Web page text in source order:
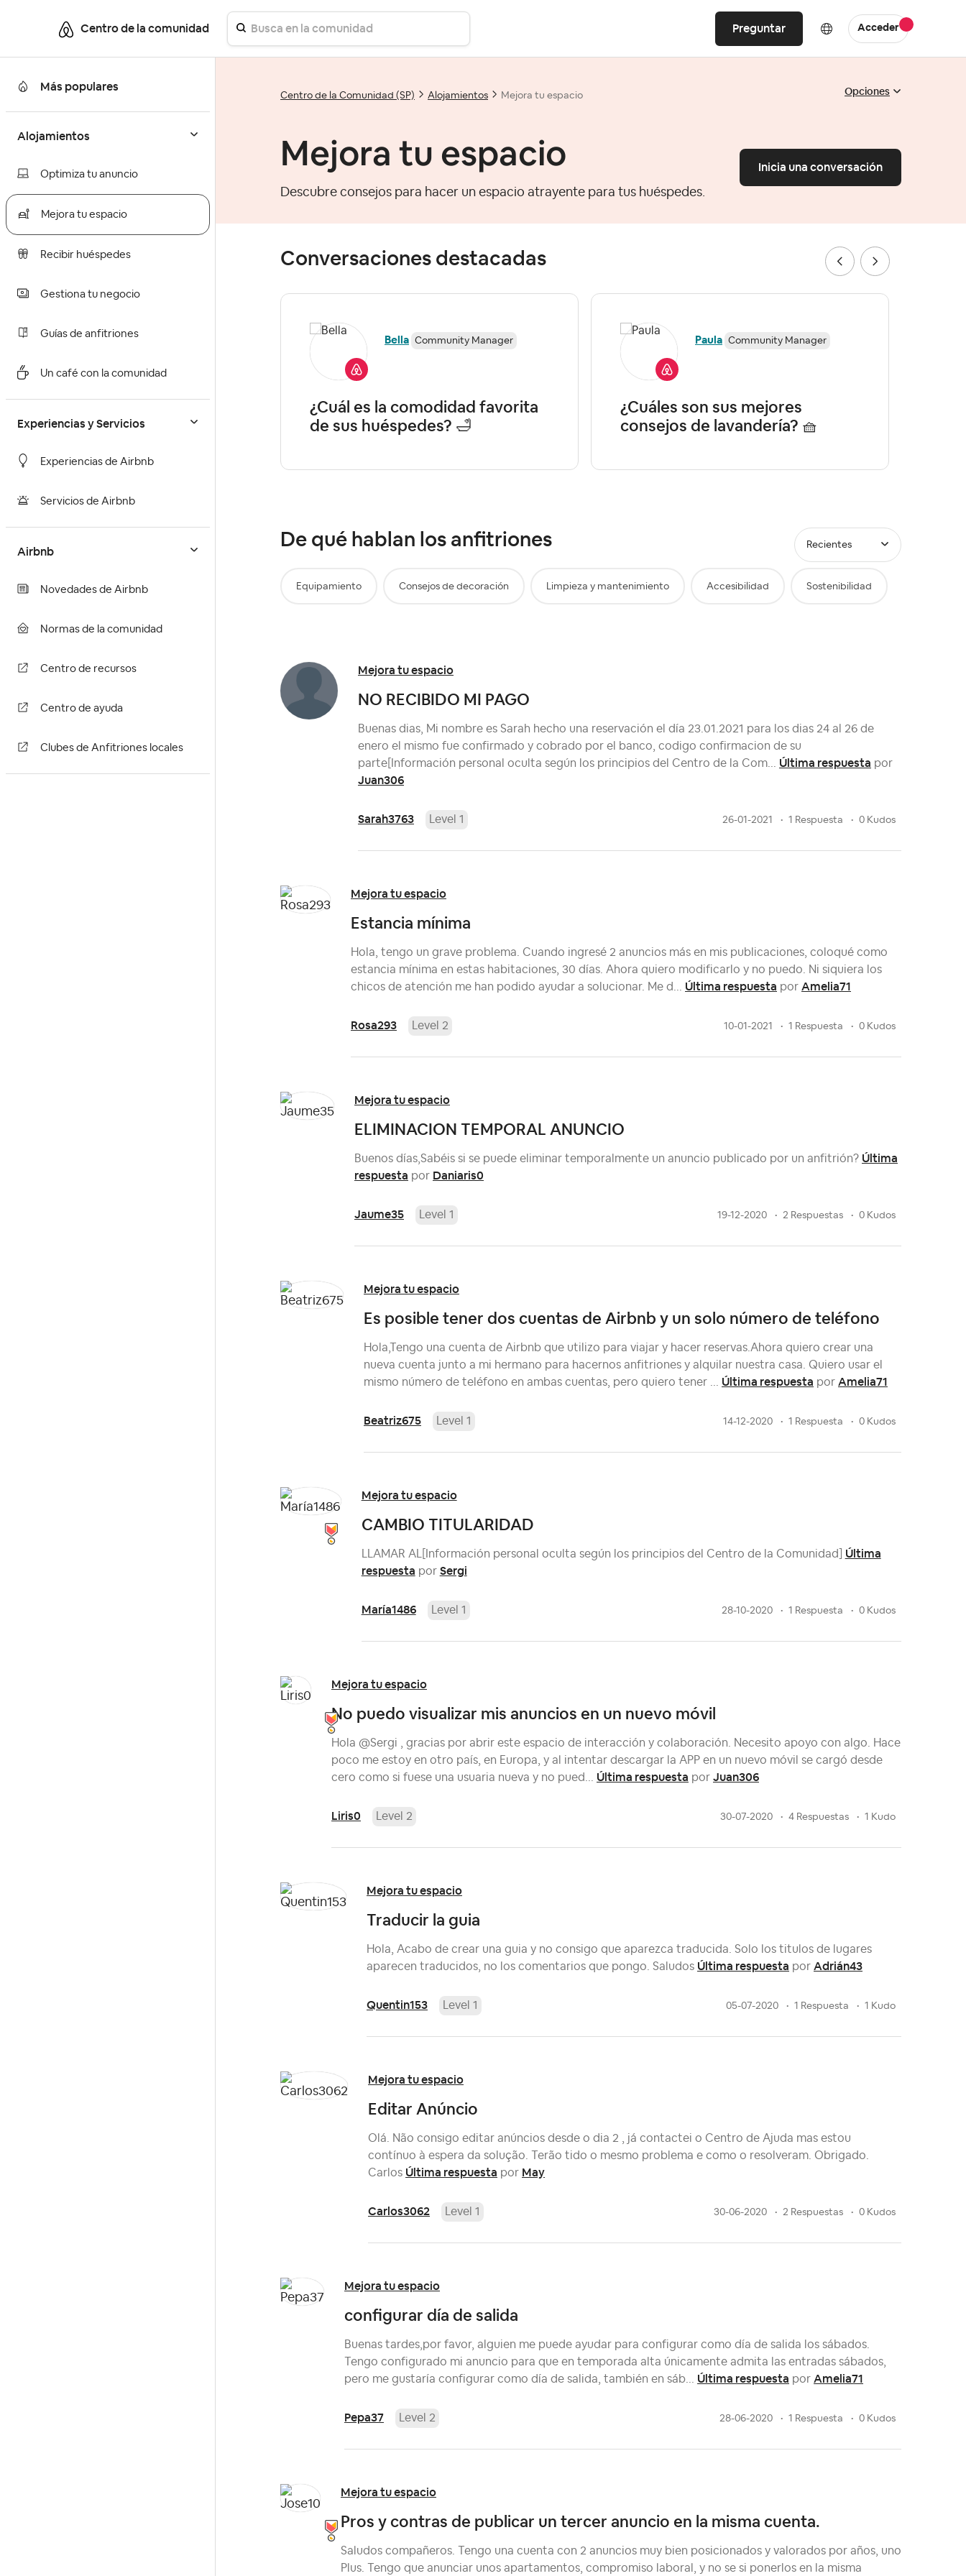
Centro de la comunidad Preguntar Acceder
Más populares
Alojamientos
Optimiza tu anuncio
Mejora tu espacio
Recibir huéspedes
Gestiona tu negocio
Guías de anfitriones
Un café con la comunidad
Experiencias y Servicios
Experiencias de Airbnb
Servicios de Airbnb
Airbnb
Novedades de Airbnb
Normas de la comunidad
Centro de recursos
Centro de ayuda
Clubes de Anfitriones locales
Centro de la Comunidad (SP) Alojamientos Mejora tu espacio Opciones
Mejora tu espacio
Descubre consejos para hacer un espacio atrayente para tus huéspedes.
Inicia una conversación
Conversaciones destacadas
Antonio-Manuel14
anuncio
Bella Community Manager
¿Cuál es la comodidad favorita
de sus huéspedes? 🛁
Paula Community Manager
¿Cuáles son sus mejores
consejos de lavandería? 🧺
De qué hablan los anfitriones Recientes
Equipamiento Consejos de decoración Limpieza y mantenimiento Accesibilidad Sostenibilidad
Mejora tu espacio
NO RECIBIDO MI PAGO
Buenas dias, Mi nombre es Sarah hecho una reservación el día 23.01.2021 para los dias 24 al 26 de
enero el mismo fue confirmado y cobrado por el banco, codigo confirmacion de su
parte[Información personal oculta según los principios del Centro de la Com... Última respuesta por
Juan306
Sarah3763 Level 1 26-01-2021 1 Respuesta 0 Kudos
Mejora tu espacio
Estancia mínima
Hola, tengo un grave problema. Cuando ingresé 2 anuncios más en mis publicaciones, coloqué como
estancia mínima en estas habitaciones, 30 días. Ahora quiero modificarlo y no puedo. Ni siquiera los
chicos de atención me han podido ayudar a solucionar. Me d... Última respuesta por Amelia71
Rosa293 Level 2 10-01-2021 1 Respuesta 0 Kudos
Mejora tu espacio
ELIMINACION TEMPORAL ANUNCIO
Buenos días,Sabéis si se puede eliminar temporalmente un anuncio publicado por un anfitrión? Última
respuesta por Daniaris0
Jaume35 Level 1 19-12-2020 2 Respuestas 0 Kudos
Mejora tu espacio
Es posible tener dos cuentas de Airbnb y un solo número de teléfono
Hola,Tengo una cuenta de Airbnb que utilizo para viajar y hacer reservas.Ahora quiero crear una
nueva cuenta junto a mi hermano para hacernos anfitriones y alquilar nuestra casa. Quiero usar el
mismo número de teléfono en ambas cuentas, pero quiero tener ... Última respuesta por Amelia71
Beatriz675 Level 1 14-12-2020 1 Respuesta 0 Kudos
Mejora tu espacio
CAMBIO TITULARIDAD
LLAMAR AL[Información personal oculta según los principios del Centro de la Comunidad] Última
respuesta por Sergi
María1486 Level 1 28-10-2020 1 Respuesta 0 Kudos
Mejora tu espacio
No puedo visualizar mis anuncios en un nuevo móvil
Hola @Sergi , gracias por abrir este espacio de interacción y colaboración. Necesito apoyo con algo. Hace
poco me estoy en otro país, en Europa, y al intentar descargar la APP en un nuevo móvil se cargó desde
cero como si fuese una usuaria nueva y no pued... Última respuesta por Juan306
Liris0 Level 2 30-07-2020 4 Respuestas 1 Kudo
Mejora tu espacio
Traducir la guia
Hola, Acabo de crear una guia y no consigo que aparezca traducida. Solo los titulos de lugares
aparecen traducidos, no los comentarios que pongo. Saludos Última respuesta por Adrián43
Quentin153 Level 1 05-07-2020 1 Respuesta 1 Kudo
Mejora tu espacio
Editar Anúncio
Olá. Não consigo editar anúncios desde o dia 2 , já contactei o Centro de Ajuda mas estou
contínuo à espera da solução. Terão tido o mesmo problema e como o resolveram. Obrigado.
Carlos Última respuesta por May
Carlos3062 Level 1 30-06-2020 2 Respuestas 0 Kudos
Mejora tu espacio
configurar día de salida
Buenas tardes,por favor, alguien me puede ayudar para configurar como día de salida los sábados.
Tengo configurado mi anuncio para que en temporada alta únicamente admita las entradas sábados,
pero me gustaría configurar como día de salida, también en sáb... Última respuesta por Amelia71
Pepa37 Level 2 28-06-2020 1 Respuesta 0 Kudos
Mejora tu espacio
Pros y contras de publicar un tercer anuncio en la misma cuenta.
Saludos compañeros. Tengo una cuenta con 2 anuncios muy bien posicionados y valorados por años, uno
Plus. Tengo que anunciar unos apartamentos, compromiso laboral, y no se si ponerlos en la misma